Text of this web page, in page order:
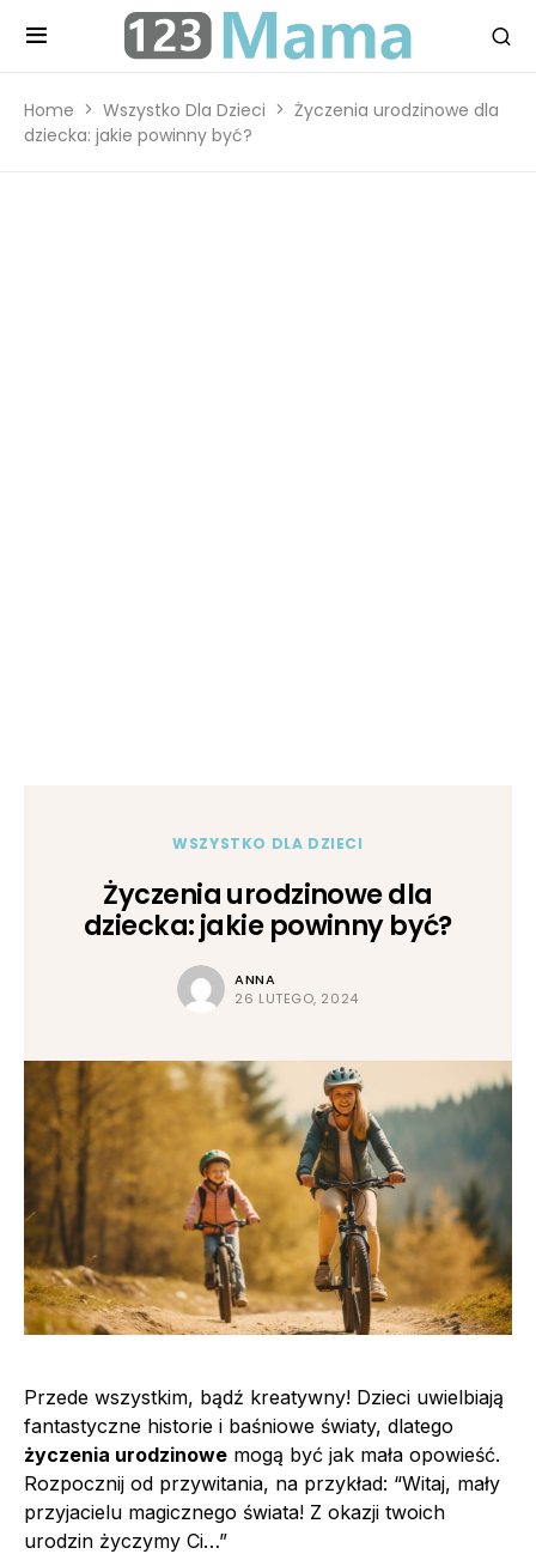
Home Wszystko Dla Dzieci
Życzenia urodzinowe dla
dziecka: jakie powinny być?
WSZYSTKO DLA DZIECI
Życzenia urodzinowe dla
dziecka: jakie powinny być?
ANNA
26 LUTEGO, 2024
Przede wszystkim, bądź kreatywny! Dzieci uwielbiają
fantastyczne historie i baśniowe światy, dlatego
życzenia urodzinowe mogą być jak mała opowieść.
Rozpocznij od przywitania, na przykład: “Witaj, mały
przyjacielu magicznego świata! Z okazji twoich
urodzin życzymy Ci…”